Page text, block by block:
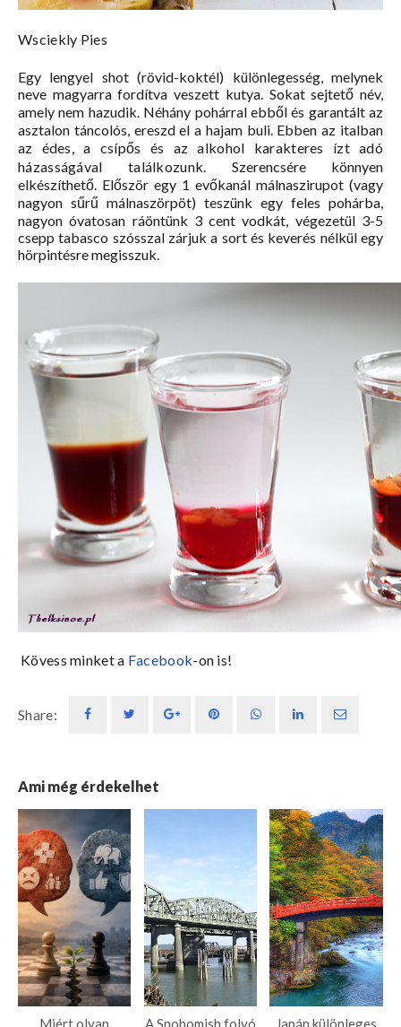
Wsciekly Pies
Egy lengyel shot (rövid-koktél) különlegesség, melynek
neve magyarra fordítva veszett kutya. Sokat sejtető név,
amely nem hazudik. Néhány pohárral ebből és garantált az
asztalon táncolós, ereszd el a hajam buli. Ebben az italban
az édes, a csípős és az alkohol karakteres ízt adó
házasságával találkozunk. Szerencsére könnyen
elkészíthető. Először egy 1 evőkanál málnaszirupot (vagy
nagyon sűrű málnaszörpöt) teszünk egy feles pohárba,
nagyon óvatosan ráöntünk 3 cent vodkát, végezetül 3-5
csepp tabasco szósszal zárjuk a sort és keverés nélkül egy
hörpintésre megisszuk.
Kövess minket a Facebook-on is!
Share:
Ami még érdekelhet
Miért olyan A Snohomish folyó Japán különleges